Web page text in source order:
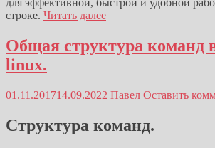
для эффективной, быстрой и удобной
строке. Читать далее
Общая структура команд
linux.
01.11.201714.09.2022 Павел Оставить
Структура команд.